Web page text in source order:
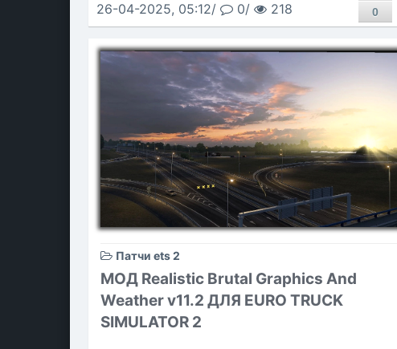
26-04-2025, 05:12/ 0/ 218 0
Патчи ets 2
МОД Realistic Brutal Graphics And
Weather v11.2 ДЛЯ EURO TRUCK
SIMULATOR 2